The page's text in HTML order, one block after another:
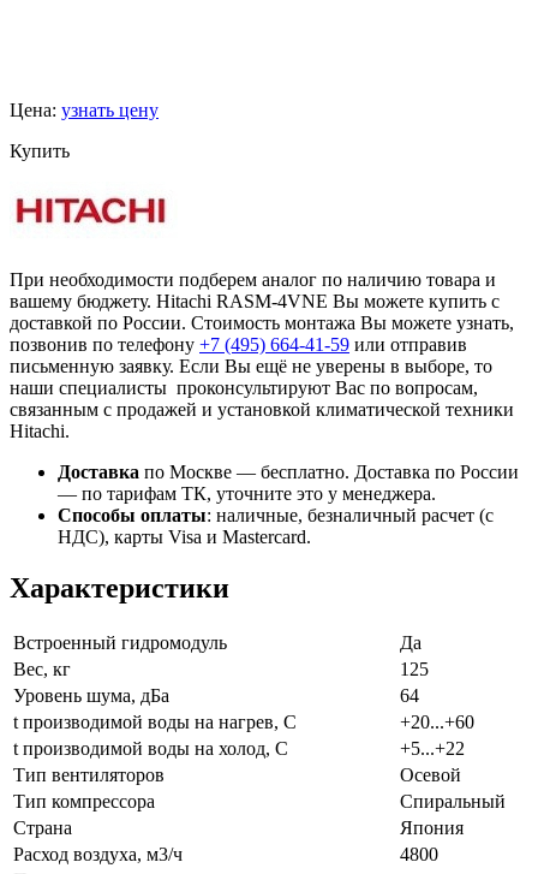
Цена: узнать цену
Купить
При необходимости подберем аналог по наличию товара и
вашему бюджету. Hitachi RASM-4VNE Вы можете купить с
доставкой по России. Стоимость монтажа Вы можете узнать,
позвонив по телефону +7 (495) 664-41-59 или отправив
письменную заявку. Если Вы ещё не уверены в выборе, то
наши специалисты проконсультируют Вас по вопросам,
связанным с продажей и установкой климатической техники
Hitachi.
Доставка по Москве — бесплатно. Доставка по России
— по тарифам ТК, уточните это у менеджера.
Способы оплаты: наличные, безналичный расчет (с
НДС), карты Visa и Mastercard.
Характеристики
Встроенный гидромодуль
Да
Вес, кг
125
Уровень шума, дБа
64
t производимой воды на нагрев, С
+20...+60
t производимой воды на холод, С
+5...+22
Тип вентиляторов
Осевой
Тип компрессора
Спиральный
Страна
Япония
Расход воздуха, м3/ч
4800